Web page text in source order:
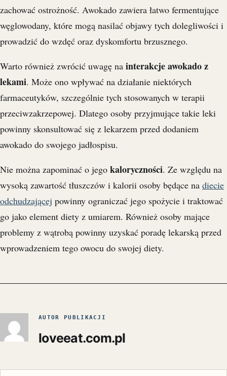
zachować ostrożność. Awokado zawiera łatwo fermentujące
węglowodany, które mogą nasilać objawy tych dolegliwości i
prowadzić do wzdęć oraz dyskomfortu brzusznego.
Warto również zwrócić uwagę na interakcje awokado z
lekami. Może ono wpływać na działanie niektórych
farmaceutyków, szczególnie tych stosowanych w terapii
przeciwzakrzepowej. Dlatego osoby przyjmujące takie leki
powinny skonsultować się z lekarzem przed dodaniem
awokado do swojego jadłospisu.
Nie można zapominać o jego kaloryczności. Ze względu na
wysoką zawartość tłuszczów i kalorii osoby będące na diecie
odchudzającej powinny ograniczać jego spożycie i traktować
go jako element diety z umiarem. Również osoby mające
problemy z wątrobą powinny uzyskać poradę lekarską przed
wprowadzeniem tego owocu do swojej diety.
AUTOR PUBLIKACJI
loveeat.com.pl